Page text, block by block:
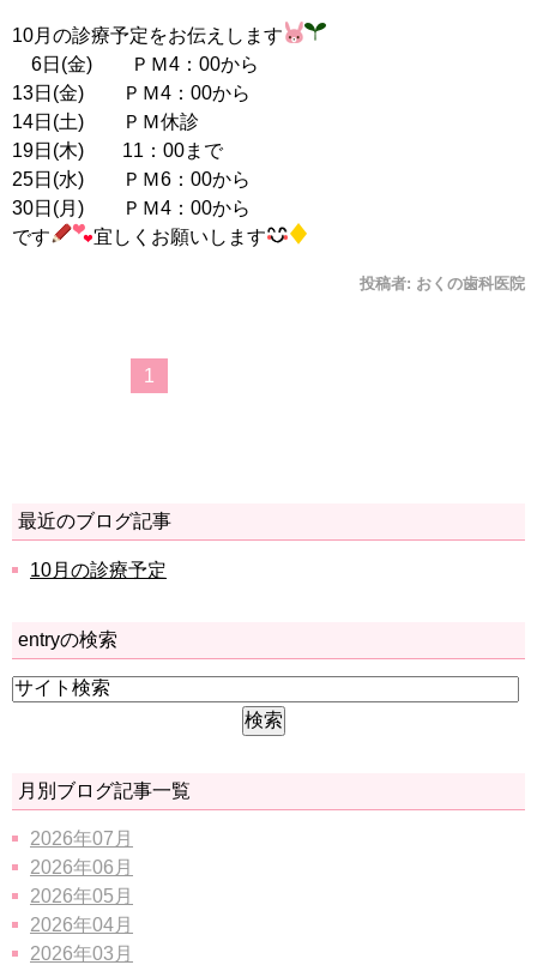
10月の診療予定をお伝えします
6日(金) ＰＭ4：00から
13日(金) ＰＭ4：00から
14日(土) ＰＭ休診
19日(木) 11：00まで
25日(水) ＰＭ6：00から
30日(月) ＰＭ4：00から
です
宜しくお願いします
投稿者: おくの歯科医院
1
最近のブログ記事
10月の診療予定
entryの検索
月別ブログ記事一覧
2026年07月
2026年06月
2026年05月
2026年04月
2026年03月